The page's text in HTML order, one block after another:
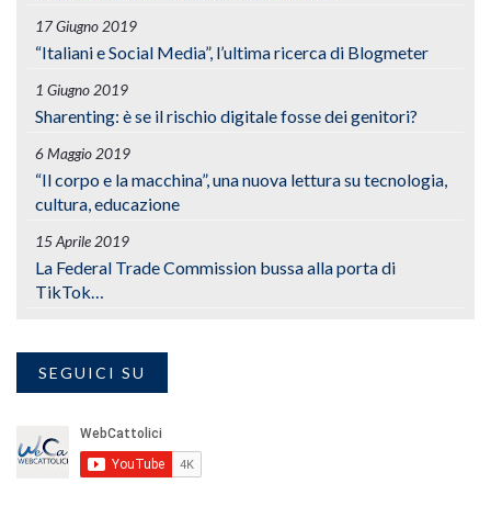
17 Giugno 2019
“Italiani e Social Media”, l’ultima ricerca di Blogmeter
1 Giugno 2019
Sharenting: è se il rischio digitale fosse dei genitori?
6 Maggio 2019
“Il corpo e la macchina”, una nuova lettura su tecnologia,
cultura, educazione
15 Aprile 2019
La Federal Trade Commission bussa alla porta di
TikTok…
SEGUICI SU